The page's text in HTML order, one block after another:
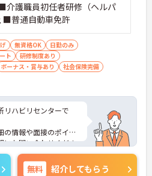
護職員初任者研修（ヘルパ
■普通自動車免許
無資格OK
日勤のみ
ト
研修制度あり
ボーナス・賞与あり
社会保険完備
リハビリセンターで
の情報や面接のポイン
にお問い合わせくださ
無料 紹介してもらう